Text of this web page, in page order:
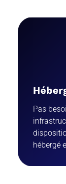
Pas
hébergé